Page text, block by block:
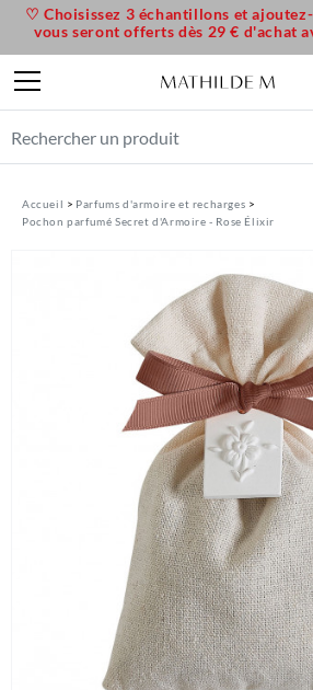
Accueil
Parfums d'armoire et recharges
Pochon parfumé Secret d'Armoire - Rose Élixir
♡ Choisissez 3 échantillons et
vous seront offerts dès 29 € d'achat